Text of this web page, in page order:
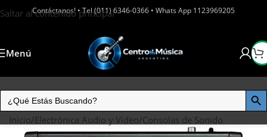
Saltar al contenido principal
Contáctanos! • Tel (011) 6346-0366 • Whats App 1123969205
Menú
Inicio/Electrónica Audio y Video/Consolas de Sonido